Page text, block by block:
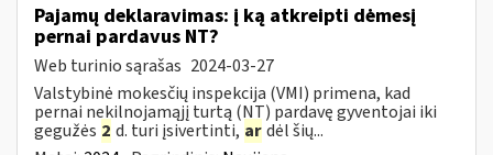
Pajamų deklaravimas: į ką atkreipti dėmesį
pernai pardavus NT?
Web turinio sąrašas 2024-03-27
Valstybinė mokesčių inspekcija (VMI) primena, kad
pernai nekilnojamąjį turtą (NT) pardavę gyventojai iki
gegužės 2 d. turi įsivertinti, ardėl šių...